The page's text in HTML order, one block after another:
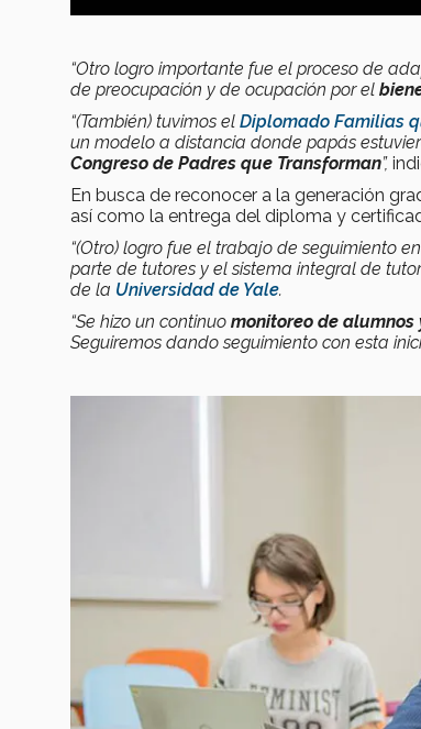
“Otro logro importante fue el proceso de
de preocupación y de ocupación por el
“(También) tuvimos el Diplomado Familias
un modelo a distancia donde papás
Congreso de Padres que Transforman”,
En busca de reconocer a la generación
así como la entrega del diploma y
“(Otro) logro fue el trabajo de seguimiento
parte de tutores y el sistema integral de
de la Universidad de Yale.
“Se hizo un continuo monitoreo de alumnos
Seguiremos dando seguimiento con esta